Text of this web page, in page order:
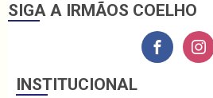
SIGA A IRMÃOS COELHO
INSTITUCIONAL